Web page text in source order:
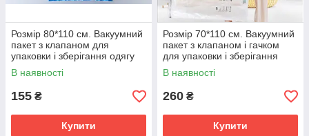
Розмір 80*110 см. Вакуумний
пакет з клапаном для
упаковки і зберігання одягу
ароматизований "Океан".
В наявності
155 ₴
Купити
Розмір 70*110 см. Вакуумний
пакет з клапаном і гачком
для упаковки і зберігання
одягу, з малюнком.
В наявності
260 ₴
Купити